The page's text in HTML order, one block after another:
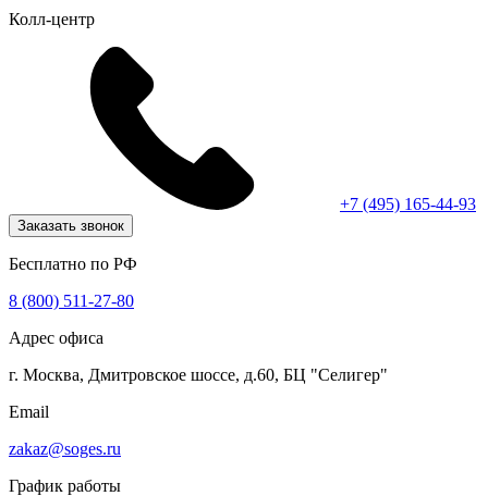
Колл-центр
+7 (495) 165-44-93
Заказать звонок
Бесплатно по РФ
8 (800) 511-27-80
Адрес офиса
г. Москва, Дмитровское шоссе, д.60, БЦ "Селигер"
Email
zakaz@soges.ru
График работы